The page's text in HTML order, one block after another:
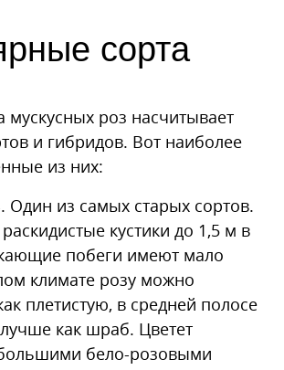
сорта
мускусных роз насчитывает
и гибридов. Вот наиболее
из них:
. Один из самых старых сортов.
кустики до 1,5 м в
побеги имеют мало
климате розу можно
плетистую, в средней полосе
как шраб. Цветет
бело-розовыми